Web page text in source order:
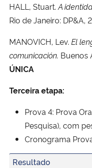
HALL, Stuart. A
Rio de Janeiro: DP&A,
MANOVICH, Lev. El
comunicación. Buenos
ÚNICA
Terceira etapa:
Prova 4: Prova
Pesquisa), com
Cronograma
Resultado